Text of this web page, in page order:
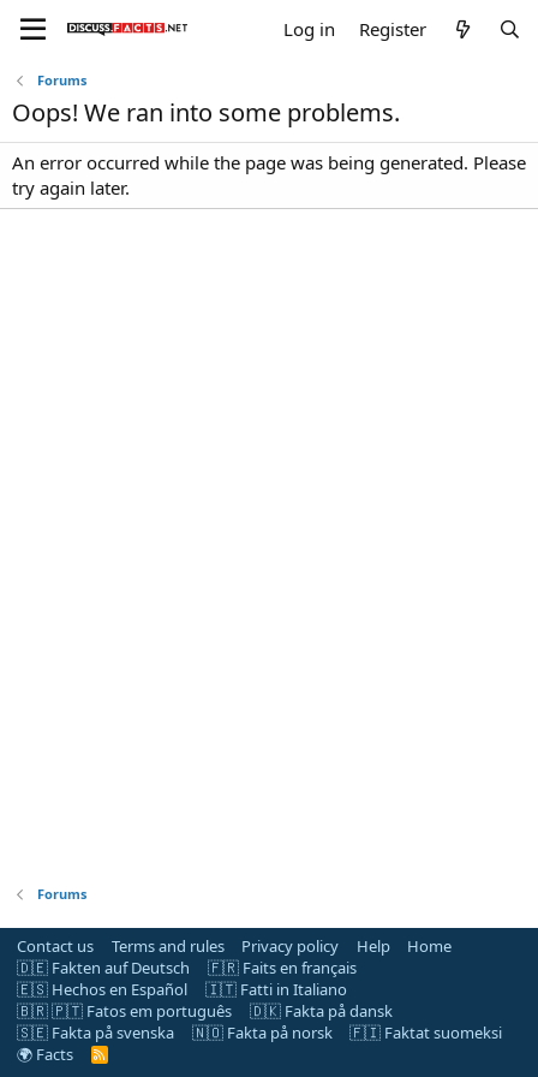
Log in Register
Forums
Oops! We ran into some problems.
An error occurred while the page was being generated. Please
try again later.
Forums
Contact us Terms and rules Privacy policy Help
Home
🇩🇪 Fakten auf Deutsch
🇫🇷 Faits en français
🇪🇸 Hechos en Español
🇮🇹 Fatti in Italiano
🇧🇷 🇵🇹 Fatos em português
🇩🇰 Fakta på dansk
🇸🇪 Fakta på svenska
🇳🇴 Fakta på norsk
🇫🇮 Faktat suomeksi
🌍 Facts
R